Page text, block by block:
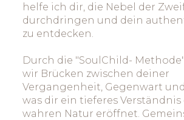
helfe ich dir, die Nebel der
durchdringen und dein
zu entdecken.
Durch die "SoulChild-
wir Brücken zwischen deiner
Vergangenheit, Gegenwart
was dir ein tieferes Verständnis
wahren Natur eröffnet.